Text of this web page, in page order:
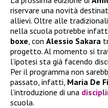
riservare una novità
allievi. Oltre alle
nella scuola potrebbe
boxe , con Alessio Sakara
progetto. Al momento si
l’ipotesi sta già facendo
Per il programma non
passato, infatti, Maria De
l’introduzione di una
scuola.